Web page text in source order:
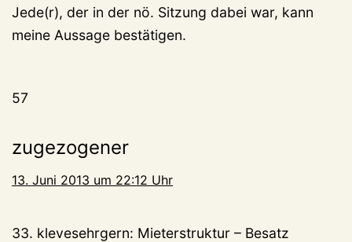
Jede(r), der in der nö. Sitzung dabei war, kann
meine Aussage bestätigen.
57
zugezogener
13. Juni 2013 um 22:12 Uhr
33. klevesehrgern: Mieterstruktur – Besatz